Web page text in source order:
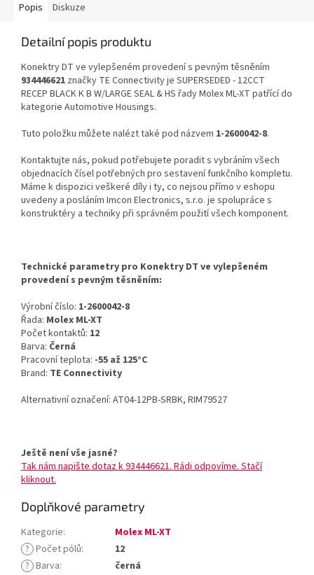
Popis Diskuze
Detailní popis produktu
Konektry DT ve vylepšeném provedení s pevným těsněním
934446621 značky TE Connectivity je SUPERSEDED - 12CCT
RECEP BLACK K B W/LARGE SEAL & HS řady Molex ML-XT patřící do
kategorie Automotive Housings.
Tuto položku můžete nalézt také pod názvem 1-2600042-8.
Kontaktujte nás, pokud potřebujete poradit s vybráním všech
objednacích čísel potřebných pro sestavení funkčního kompletu.
Máme k dispozici veškeré díly i ty, co nejsou přímo v eshopu
uvedeny a posláním Imcon Electronics, s.r.o. je spolupráce s
konstruktéry a techniky při správném použití všech komponent.
Technické parametry pro Konektry DT ve vylepšeném
provedení s pevným těsněním:
Výrobní číslo: 1-2600042-8
Řada: Molex ML-XT
Počet kontaktů: 12
Barva: Černá
Pracovní teplota: -55 až 125°C
Brand: TE Connectivity
Alternativní označení: AT04-12PB-SRBK, RIM79527
Ještě není vše jasné?
Tak nám napište dotaz k 934446621. Rádi odpovíme. Stačí
kliknout.
Doplňkové parametry
Kategorie:
Molex ML-XT
? Počet pólů:
12
? Barva:
černá